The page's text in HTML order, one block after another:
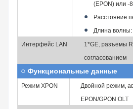
(EPON) или -
Расстояние
Длина
Интерфейс LAN
1*GE, разъемы
согласованием
○ Функциональные данные
Режим XPON
Двойной режим,
EPON/GPON OLT